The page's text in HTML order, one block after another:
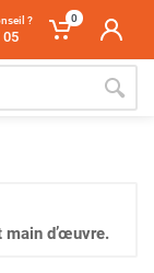
?
05
0
main d’œuvre.